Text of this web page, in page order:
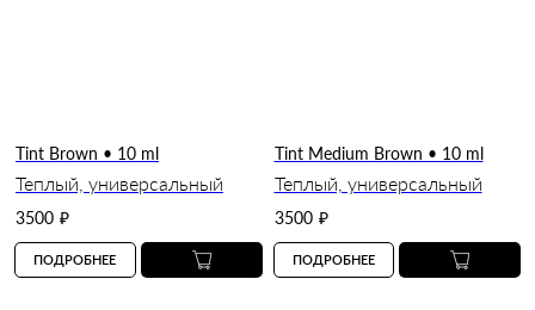
Tint Brown • 10 ml
Теплый, универсальный
3500 ₽
ПОДРОБНЕЕ
Tint Medium Brown • 10 ml
Теплый, универсальный
3500 ₽
ПОДРОБНЕЕ